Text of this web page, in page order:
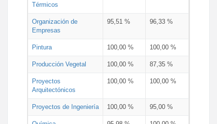
Térmicos
Organización de
Empresas
95,51 % 96,33 %
Pintura 100,00 % 100,00 %
Producción Vegetal 100,00 % 87,35 %
Proyectos
Arquitectónicos
100,00 % 100,00 %
Proyectos de Ingeniería 100,00 % 95,00 %